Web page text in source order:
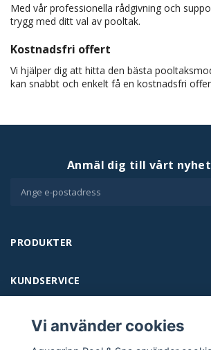
Med vår professionella rådgivning och
trygg med ditt val av pooltak.
Kostnadsfri offert
Vi hjälper dig att hitta den bästa
kan snabbt och enkelt få en kostnadsfri
PRODUKTER
Anmäl dig till vårt
KUNDSERVICE
BUTIKERVi använder cookies